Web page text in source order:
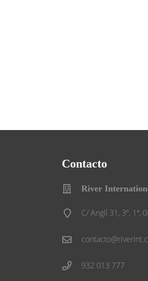
Contacto
River
C/ Anglí 31, 3º, 1ª,
932 013 777